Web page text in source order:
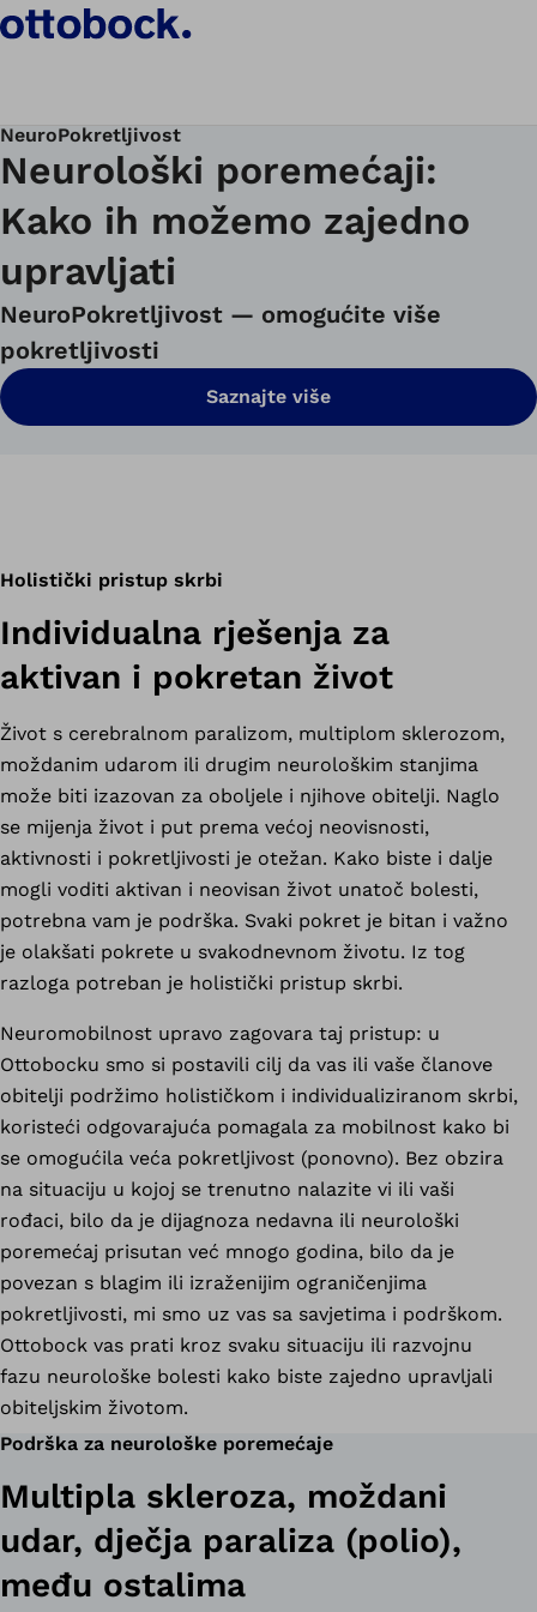
NeuroPokretljivost
Neurološki poremećaji:
Kako ih možemo zajedno
upravljati
NeuroPokretljivost — omogućite više
pokretljivosti
Saznajte više
Holistički pristup skrbi
Individualna rješenja za
aktivan i pokretan život
Život s cerebralnom paralizom, multiplom sklerozom,
moždanim udarom ili drugim neurološkim stanjima
može biti izazovan za oboljele i njihove obitelji. Naglo
se mijenja život i put prema većoj neovisnosti,
aktivnosti i pokretljivosti je otežan. Kako biste i dalje
mogli voditi aktivan i neovisan život unatoč bolesti,
potrebna vam je podrška. Svaki pokret je bitan i važno
je olakšati pokrete u svakodnevnom životu. Iz tog
razloga potreban je holistički pristup skrbi.
Neuromobilnost upravo zagovara taj pristup: u
Ottobocku smo si postavili cilj da vas ili vaše članove
obitelji podržimo holističkom i individualiziranom skrbi,
koristeći odgovarajuća pomagala za mobilnost kako bi
se omogućila veća pokretljivost (ponovno). Bez obzira
na situaciju u kojoj se trenutno nalazite vi ili vaši
rođaci, bilo da je dijagnoza nedavna ili neurološki
poremećaj prisutan već mnogo godina, bilo da je
povezan s blagim ili izraženijim ograničenjima
pokretljivosti, mi smo uz vas sa savjetima i podrškom.
Ottobock vas prati kroz svaku situaciju ili razvojnu
fazu neurološke bolesti kako biste zajedno upravljali
obiteljskim životom.
Podrška za neurološke poremećaje
Multipla skleroza, moždani
udar, dječja paraliza (polio),
među ostalima